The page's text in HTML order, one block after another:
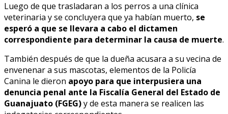
Luego de que trasladaran a los perros a una clínica
veterinaria y se concluyera que ya habían muerto, se
esperó a que se llevara a cabo el dictamen
correspondiente para determinar la causa de muerte.
También después de que la dueña acusara a su vecina de
envenenar a sus mascotas, elementos de la Policía
Canina le dieron apoyo para que interpusiera una
denuncia penal ante la Fiscalía General del Estado de
Guanajuato (FGEG)y de esta manera se realicen las